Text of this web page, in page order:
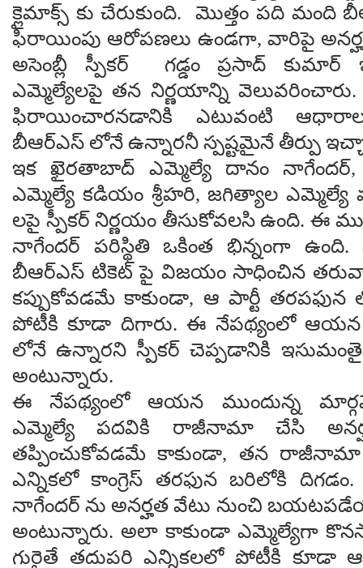
క్లైమాక్స్ కు చేరుకుంది. మొత్తం పది మంది
ఫిరాయింపు ఆరోపణలు ఉండగా, వారిపై
అసెంబ్లీ స్పీకర్ గడ్డం ప్రసాద్ కుమార్
ఎమ్మెల్యేలపై తన నిర్ణయాన్ని వెలువరించారు.
ఫిరాయించారనడానికి ఎటువంటి
బీఆర్ఎస్ లోనే ఉన్నారనీ స్పష్టమైనే తీర్పు
ఇక ఖైరతాబాద్ ఎమ్మెల్యే దానం
ఎమ్మెల్యే కడియం శ్రీహరి, జగిత్యాల
లపై స్పీకర్ నిర్ణయం తీసుకోవలసి ఉంది. ఈ
నాగేందర్ పరిస్థితి ఒకింత భిన్నంగా
బీఆర్ఎస్ టికెట్ పై విజయం సాధించిన
కప్పుకోవడమే కాకుండా, ఆ పార్టీ
పోటీకి కూడా దిగారు. ఈ నేపథ్యంలో ఆయన
లోనే ఉన్నారని స్పీకర్ చెప్పడానికి
అంటున్నారు.
ఈ నేపథ్యంలో ఆయన ముందున్న
ఎమ్మెల్యే పదవికి రాజీనామా చేసి
తప్పించుకోవడమే కాకుండా, తన
ఎన్నికలో కాంగ్రెస్ తరఫున బరిలోకి
నాగేందర్ ను అనర్హత వేటు నుంచి
అంటున్నారు. అలా కాకుండా ఎమ్మెల్యేగా
గురైతే తదుపరి ఎన్నికలలో పోటీకి కూడా